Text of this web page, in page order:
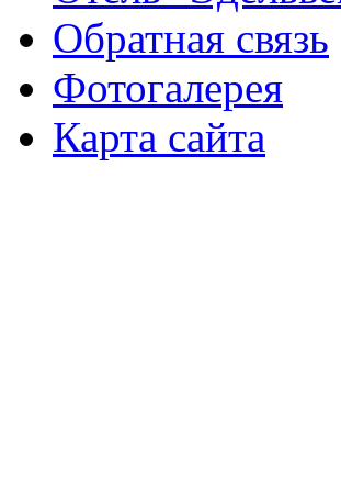
Обратная связь
Фотогалерея
Карта сайта